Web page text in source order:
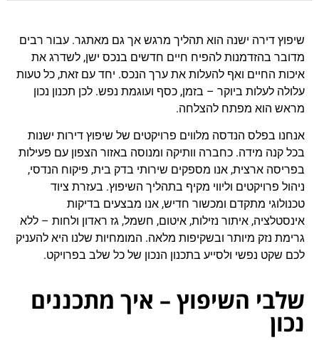
שיפוץ דירה ישנה הוא תהליך מרגש אך גם מאתגר. עבור רבים
מדובר בהזדמנות להפיח חיים חדשים בנכס ישן, לשדרג את
איכות החיים ואף להעלות את ערך הנכס. יחד עם זאת, כל טעות
עלולה לעלות ביוקר – בזמן, כסף ועוגמת נפש. לכן תכנון נכון
מראש הוא מפתח להצלחה.
אנחנו בפלס הנדסה מלווים פרויקטים של שיפוץ דירות ישנות
בכל קנה מידה. כחברה וותיקה ומנוסה באזור הצפון עם פעילות
בפריסה ארצית, אנו מספקים שירותי בדק בית, פיקוח הנדסי,
ניהול פרויקטים וליווי מקיף בתהליך השיפוץ. בעזרת ציוד
טכנולוגי מתקדם ומכשור חדיש, אנו מבצעים בדיקות
אינסטלציה, איתור נזילות, איטום, חשמל, גז ראדון ולחות – ללא
גרימת נזק מיותר ובשקיפות מלאה. המומחיות שלנו היא להעניק
לכם שקט נפשי ולסייע בתכנון הנכון של כל שלב בפרויקט.
שלבי השיפוץ – איך מתכננים
נכון